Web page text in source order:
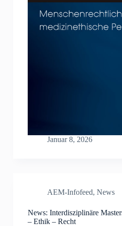
Januar 8, 2026
AEM-Infofeed, News
News: Interdisziplinäre
– Ethik – Recht